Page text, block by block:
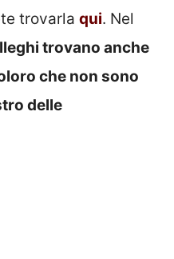
trovarla qui. Nel
trovano anche
che non sono
delle